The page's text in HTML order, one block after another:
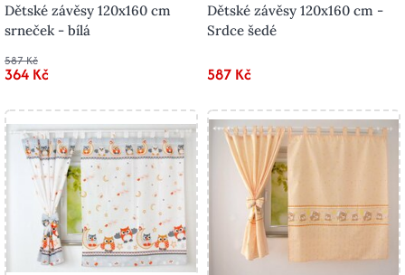
Dětské závěsy 120x160 cm
srneček - bílá
587 Kč
364 Kč
Dětské závěsy 120x160 cm -
Srdce šedé
587 Kč